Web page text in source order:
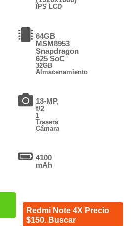
IPS LCD
64GB
MSM8953
Snapdragon
625 SoC
32GB
Almacenamiento
13-MP,
f/2
1
Trasera
Cámara
4100
mAh
Redmi Note 4X Precio
$150. Buscar